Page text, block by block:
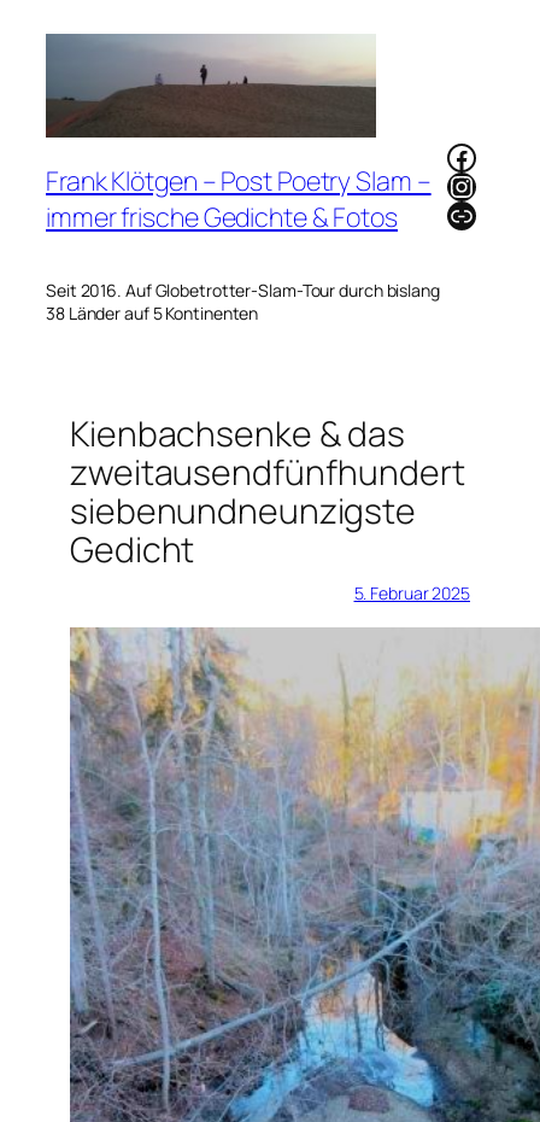
Frank Klötgen – Post Poetry Slam –
immer frische Gedichte & Fotos
Seit 2016. Auf Globetrotter-Slam-Tour durch bislang
38 Länder auf 5 Kontinenten
Link
Kienbachsenke & das
zweitausendfünfhundert
siebenundneunzigste
Gedicht
5. Februar 2025